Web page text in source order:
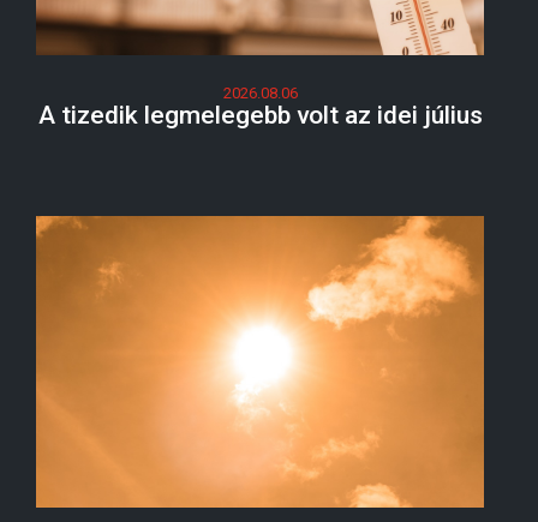
2026.08.06
A tizedik legmelegebb volt az idei július